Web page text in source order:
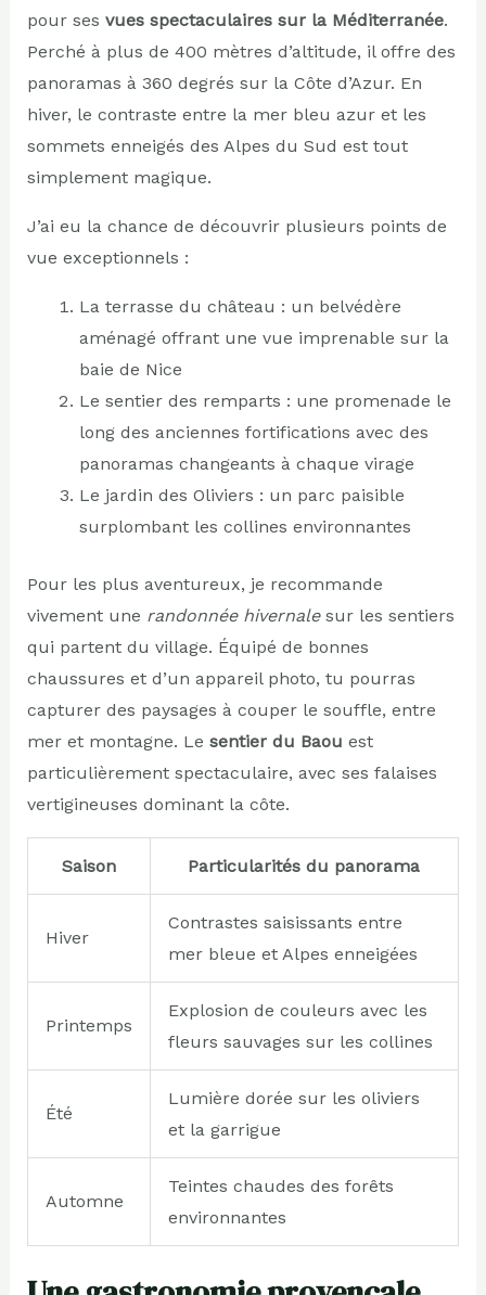
pour ses vues spectaculaires sur la Méditerranée.
Perché à plus de 400 mètres d’altitude, il offre des
panoramas à 360 degrés sur la Côte d’Azur. En
hiver, le contraste entre la mer bleu azur et les
sommets enneigés des Alpes du Sud est tout
simplement magique.
J’ai eu la chance de découvrir plusieurs points de
vue exceptionnels :
La terrasse du château : un belvédère
aménagé offrant une vue imprenable sur la
baie de Nice
Le sentier des remparts : une promenade le
long des anciennes fortifications avec des
panoramas changeants à chaque virage
Le jardin des Oliviers : un parc paisible
surplombant les collines environnantes
Pour les plus aventureux, je recommande
vivement une randonnée hivernalesur les sentiers
qui partent du village. Équipé de bonnes
chaussures et d’un appareil photo, tu pourras
capturer des paysages à couper le souffle, entre
mer et montagne. Le sentier du Baou est
particulièrement spectaculaire, avec ses falaises
vertigineuses dominant la côte.
Saison Particularités du panorama
Hiver
Contrastes saisissants entre
mer bleue et Alpes enneigées
Printemps
Explosion de couleurs avec les
fleurs sauvages sur les collines
Été
Lumière dorée sur les oliviers
et la garrigue
Automne
Teintes chaudes des forêts
environnantes